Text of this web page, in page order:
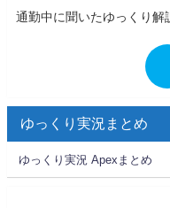
通勤中に聞いたゆっくり解
ゆっくり実況まとめ
ゆっくり実況 Apexまとめ